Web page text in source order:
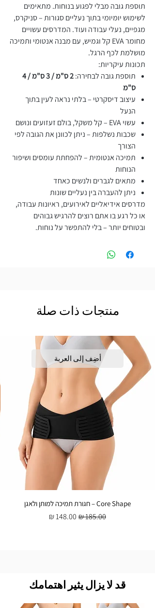
תוספת גובה מבלי לפגוע בנוחות. מתאימים
לשימוש יומיומי בתוך נעליים סגורות – סניקרס,
מגפיים, נעלי עבודה ועוד. המדרסים עשויים
מחומר EVA קל וגמיש, עם מבנה אנטומי ותמיכה
מושלמת לכף הרגל.
תכונות עיקריות:
תוספת גובה לבחירה:
2 ס"מ / 3 ס"מ / 4
ס"מ
עיצוב דיסקרטי – בלתי נראה לעין בתוך
הנעל
עשוי EVA – קל משקל, בולם זעזועים ונושם
שכבות נשלפות – ניתן לכוונן את הגובה לפי
הצורך
תמיכה אנטומית – להפחתת עומסים ושיפור
הנוחות
מתאים לגברים ולנשים כאחד
ניתן להעברה בין נעליים שונות
מדרסים אידיאליים לאירועים, ראיונות עבודה,
או כל רגע בו אתם רוצים להרגיש גבוהים
ובטוחים יותר – בלי להתפשר על נוחות.
منتجات ذات صلة
أضِف إلى العربة
Core Shape – חגורת תמיכה למותן ולאגן
سعر عاديسعر البيع
قد لا يزال يثير اهتمامك